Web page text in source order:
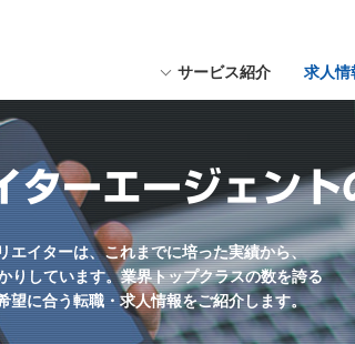
サービス紹介 求人情
ターエージェン
エイターは、これまでに培った実績から、
りしています。業界トップクラスの数を誇る
望に合う転職・求人情報をご紹介します。
Webマーケター
Web編集・コンテンツ企画
学歴不問
残業少なめ
海外勤務あり
英語を活かす
土日休み
スを入れてください。